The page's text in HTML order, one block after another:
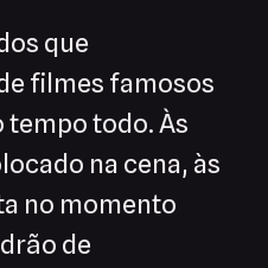
que
filmes famosos
todo. Às
na cena, às
no momento
de